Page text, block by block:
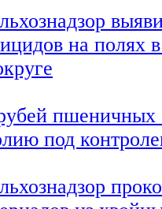
на полях
пшеничных
под